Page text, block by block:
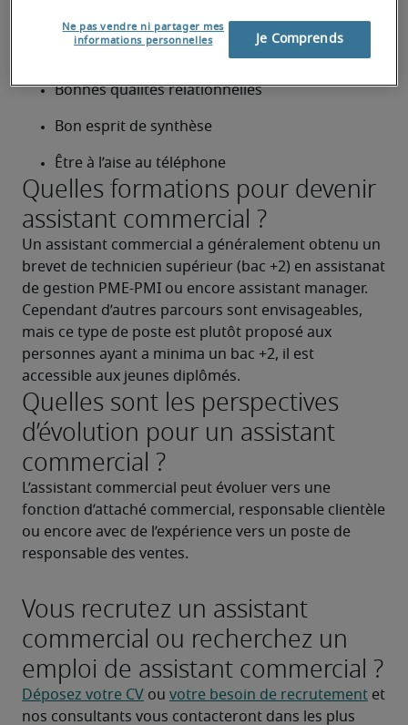
Connaitre les techniques de secrétariat
Bonnes qualités relationnelles
Bon esprit de synthèse
Être à l’aise au téléphone
Quelles formations pour devenir
assistant commercial ?
Un assistant commercial a généralement obtenu un
brevet de technicien supérieur (bac +2) en assistanat
de gestion PME-PMI ou encore assistant manager.
Cependant d’autres parcours sont envisageables,
mais ce type de poste est plutôt proposé aux
personnes ayant a minima un bac +2, il est
accessible aux jeunes diplômés.
Quelles sont les perspectives
d’évolution pour un assistant
commercial ?
L’assistant commercial peut évoluer vers une
fonction d’attaché commercial, responsable clientèle
ou encore avec de l’expérience vers un poste de
responsable des ventes.
Vous recrutez un assistant
commercial ou recherchez un
emploi de assistant commercial ?
Déposez votre CV ou votre besoin de recrutement et
nos consultants vous contacteront dans les plus
Ne pas vendre ni partager mes
informations personnelles
Je Comprends